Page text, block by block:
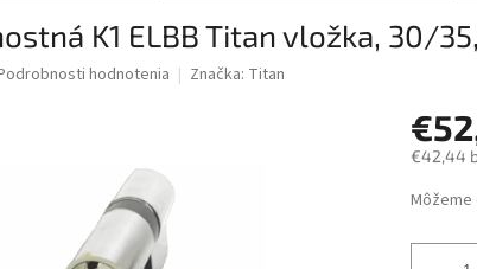
K1 ELBB Titan vložka, 30/
hodnotenia Značka: Titan
€42,44
cena: